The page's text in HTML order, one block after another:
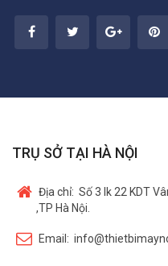
TRỤ SỞ TẠI HÀ NỘI
Địa chỉ: Số 3 lk 22 KDT
,TP Hà Nội.
Email: